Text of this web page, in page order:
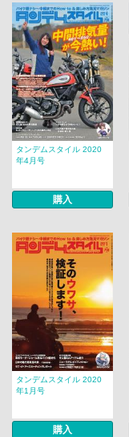
タンデムスタイル 2020
年4月号
購入
タンデムスタイル 2020
年1月号
購入